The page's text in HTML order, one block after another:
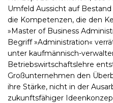
Umfeld Aussicht auf
die Kompetenzen, die den
»Master of Business
Begriff »Administration«
unter kaufmännisch-
Betriebswirtschaftslehre
Großunternehmen den
ihre Stärke, nicht in der
zukunftsfähiger